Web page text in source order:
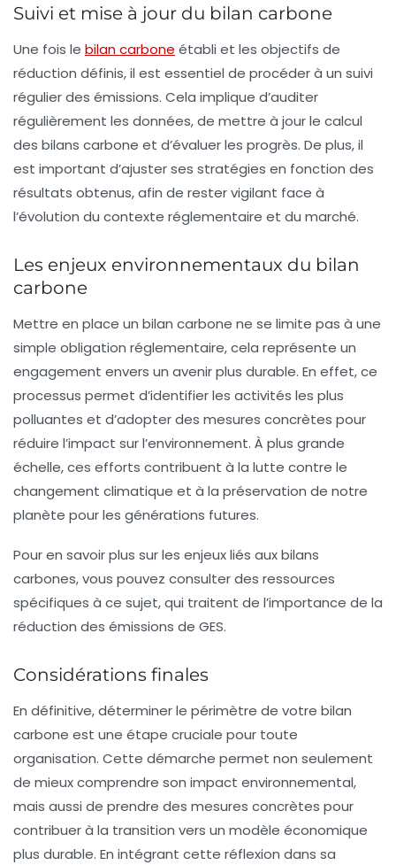
Suivi et mise à jour du bilan carbone
Une fois le bilan carbone établi et les objectifs de
réduction définis, il est essentiel de procéder à un suivi
régulier des émissions. Cela implique d’auditer
régulièrement les données, de mettre à jour le calcul
des bilans carbone et d’évaluer les progrès. De plus, il
est important d’ajuster ses stratégies en fonction des
résultats obtenus, afin de rester vigilant face à
l’évolution du contexte réglementaire et du marché.
Les enjeux environnementaux du bilan
carbone
Mettre en place un bilan carbone ne se limite pas à une
simple obligation réglementaire, cela représente un
engagement envers un avenir plus durable. En effet, ce
processus permet d’identifier les activités les plus
polluantes et d’adopter des mesures concrètes pour
réduire l’impact sur l’environnement. À plus grande
échelle, ces efforts contribuent à la lutte contre le
changement climatique et à la préservation de notre
planète pour les générations futures.
Pour en savoir plus sur les enjeux liés aux bilans
carbones, vous pouvez consulter des ressources
spécifiques à ce sujet, qui traitent de l’importance de la
réduction des émissions de GES.
Considérations finales
En définitive, déterminer le périmètre de votre bilan
carbone est une étape cruciale pour toute
organisation. Cette démarche permet non seulement
de mieux comprendre son impact environnemental,
mais aussi de prendre des mesures concrètes pour
contribuer à la transition vers un modèle économique
plus durable. En intégrant cette réflexion dans sa